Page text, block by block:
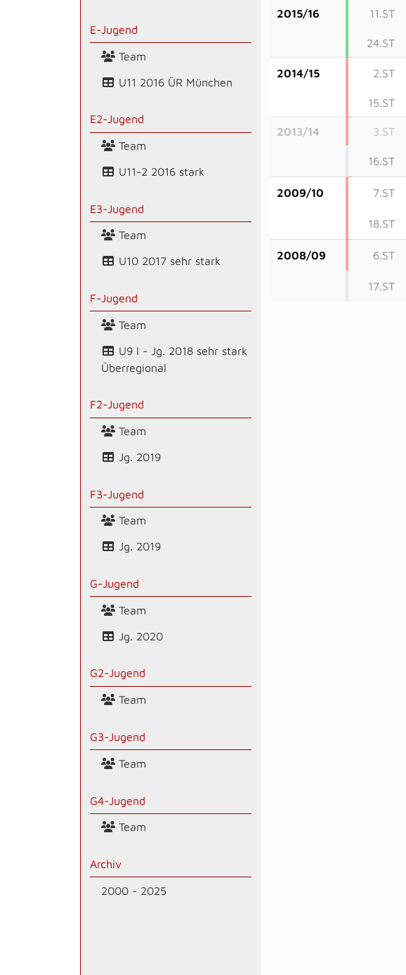
E-Jugend
Team
U11 2016 ÜR München
E2-Jugend
Team
U11-2 2016 stark
E3-Jugend
Team
U10 2017 sehr stark
F-Jugend
Team
U9 I - Jg. 2018 sehr stark
Überregional
F2-Jugend
Team
Jg. 2019
F3-Jugend
Team
Jg. 2019
G-Jugend
Team
Jg. 2020
G2-Jugend
Team
G3-Jugend
Team
G4-Jugend
Team
Archiv
2000 - 2025
2015/16 11.ST
24.ST
2014/15 2.ST
15.ST
2013/14 3.ST
16.ST
2009/10 7.ST
18.ST
2008/09 6.ST
17.ST